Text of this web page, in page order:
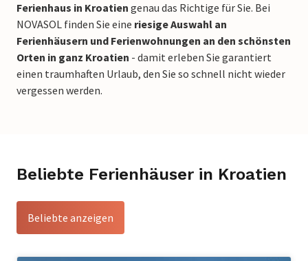
Ferienhaus in Kroatien genau das Richtige für Sie. Bei
NOVASOL finden Sie eine riesige Auswahl an
Ferienhäusern und Ferienwohnungen an den schönsten
Orten in ganz Kroatien - damit erleben Sie garantiert
einen traumhaften Urlaub, den Sie so schnell nicht wieder
vergessen werden.
Beliebte Ferienhäuser in Kroatien
Beliebte anzeigen